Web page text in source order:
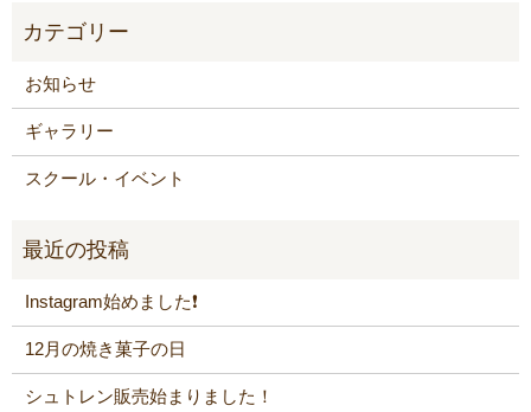
お知らせ
ギャラリー
スクール・イベント
Instagram始めました❗️
12月の焼き菓子の日
シュトレン販売始まりました！